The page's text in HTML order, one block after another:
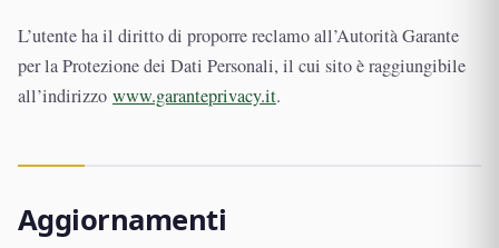
L’utente ha il diritto di proporre reclamo all’Autorità Garante
per la Protezione dei Dati Personali, il cui sito è raggiungibile
all’indirizzo www.garanteprivacy.it.
Aggiornamenti